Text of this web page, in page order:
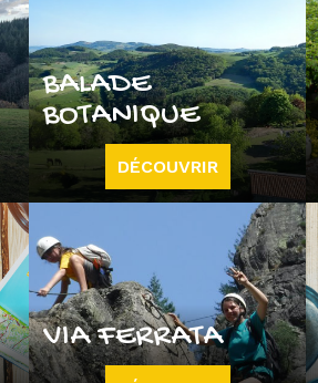
BALADE
BOTANIQUE
DÉCOUVRIR
VIA FERRATA